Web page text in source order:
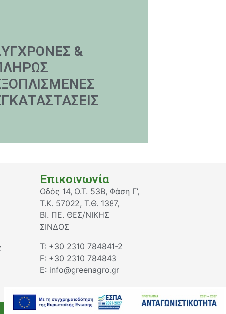
&
Επικοινωνία
Οδός 14, Ο.Τ. 53Β, Φάση Γ’,
Τ.Κ. 57022, Τ.Θ. 1387,
ΒΙ. ΠΕ. ΘΕΣ/ΝΙΚΗΣ
ΣΙΝΔΟΣ
T: +30 2310 784841-2
F: +30 2310 784843
E: info@greenagro.gr